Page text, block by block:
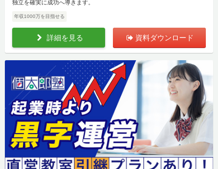
独立を確実に成功へ導きます。
年収1000万を目指せる
詳細を見る 資料ダウンロード